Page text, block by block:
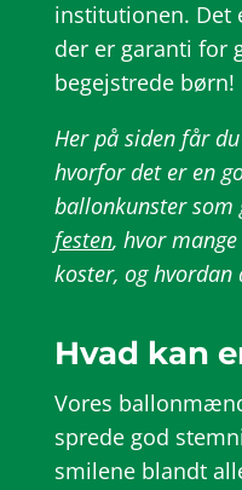
institutionen. Det
der er garanti for
begejstrede børn!
Her på siden får
hvorfor det er en
ballonkunster som
festen, hvor
koster, og hvordan
Hvad kan
Vores
sprede god
smilene blandt